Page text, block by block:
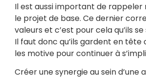
Il est aussi important de
le projet de base. Ce dernier
valeurs et c’est pour cela qu’ils
Il faut donc qu’ils gardent en tête
les motive pour continuer à
Créer une synergie au sein d’une